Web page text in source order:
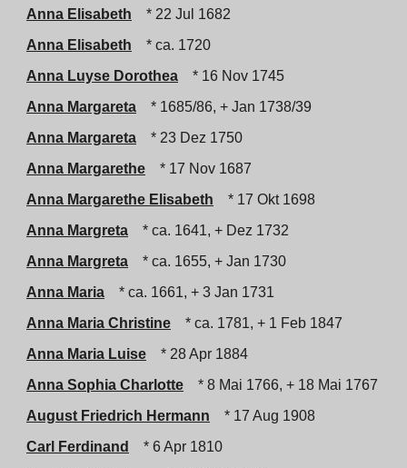
Anna Elisabeth
* 22 Jul 1682
Anna Elisabeth
* ca. 1720
Anna Luyse Dorothea
* 16 Nov 1745
Anna Margareta
* 1685/86, + Jan 1738/39
Anna Margareta
* 23 Dez 1750
Anna Margarethe
* 17 Nov 1687
Anna Margarethe Elisabeth
* 17 Okt 1698
Anna Margreta
* ca. 1641, + Dez 1732
Anna Margreta
* ca. 1655, + Jan 1730
Anna Maria
* ca. 1661, + 3 Jan 1731
Anna Maria Christine
* ca. 1781, + 1 Feb 1847
Anna Maria Luise
* 28 Apr 1884
Anna Sophia Charlotte
* 8 Mai 1766, + 18 Mai 1767
August Friedrich Hermann
* 17 Aug 1908
Carl Ferdinand
* 6 Apr 1810